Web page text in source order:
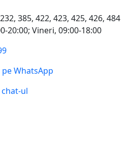
385, 422, 423, 425, 426, 484
20:00; Vineri, 09:00-18:00
WhatsApp
ul